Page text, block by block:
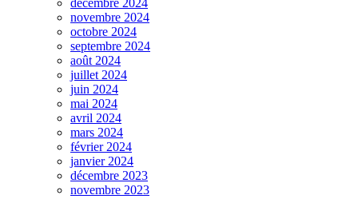
décembre 2024
novembre 2024
octobre 2024
septembre 2024
août 2024
juillet 2024
juin 2024
mai 2024
avril 2024
mars 2024
février 2024
janvier 2024
décembre 2023
novembre 2023